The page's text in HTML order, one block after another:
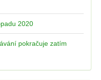
2020
pokračuje zatím